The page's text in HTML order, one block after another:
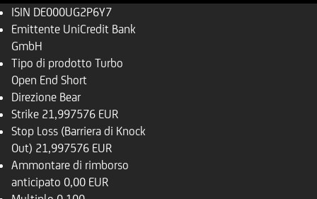
ISIN DE000UG2P6Y7
Emittente UniCredit Bank
GmbH
Tipo di prodotto Turbo
Open End Short
Direzione Bear
Strike 21,997576 EUR
Stop Loss (Barriera di Knock
Out) 21,997576 EUR
Ammontare di rimborso
anticipato 0,00 EUR